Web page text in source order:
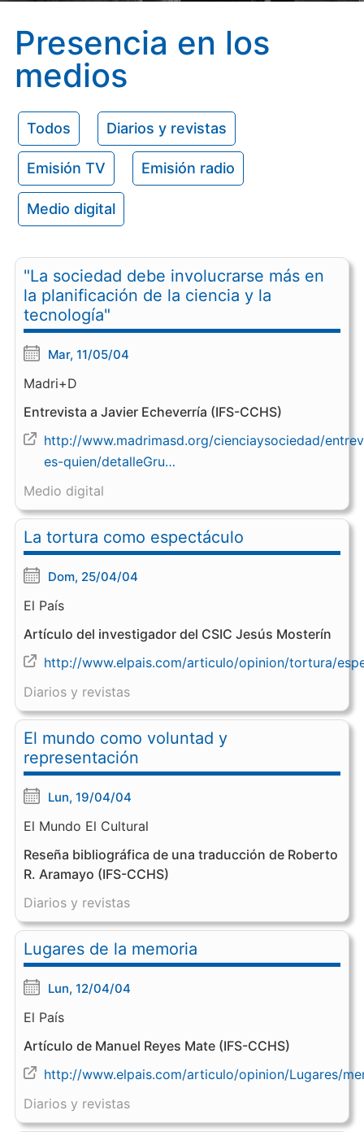
Presencia en los
medios
Todos Diarios y revistas
Emisión TV Emisión radio
Medio digital
"La sociedad debe involucrarse más en
la planificación de la ciencia y la
tecnología"
Mar, 11/05/04
Madri+D
Entrevista a Javier Echeverría (IFS-CCHS)
http://www.madrimasd.org/cienciaysociedad/
es-quien/detalleGru…
Medio digital
La tortura como espectáculo
Dom, 25/04/04
El País
Artículo del investigador del CSIC Jesús Mosterín
http://www.elpais.com/articulo/opinion/tortura/
Diarios y revistas
El mundo como voluntad y
representación
Lun, 19/04/04
El Mundo El Cultural
Reseña bibliográfica de una traducción de Roberto
R. Aramayo (IFS-CCHS)
Diarios y revistas
Lugares de la memoria
Lun, 12/04/04
El País
Artículo de Manuel Reyes Mate (IFS-CCHS)
http://www.elpais.com/articulo/opinion/Lugares/
Diarios y revistas